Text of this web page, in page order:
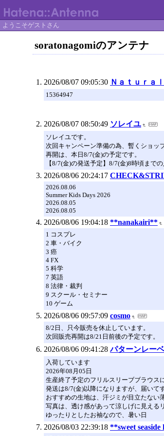
ようこそゲストさん
soratonagomiのアンテナ
2026/08/07 09:05:30 Ｎａｔｕｒａ
15364947
2026/08/07 08:50:49 ソレイユ
ソレイユです。
次回キャンペーン準備の為、暫くショッ
再開は、本日8/7(金)の予定です。
【8/7(金)の発送予定】8/7(金)8時頃まで
2026/08/06 20:24:17
2026.08.06
Summer Kids Days 2026
2026.08.05
2026.08.05
2026/08/06 19:04:18 **nanakairi**
1 コスプレ
2 車・バイク
3 癌
4 FX
5 科学
7 英語
8 法律・裁判
9 スクール・セミナー
10 ゲーム
2026/08/06 09:57:09 cosmo
8/2日、只今販売を休止しています。
次回販売再開は8/21日前後の予定です。
2026/08/06 09:41:28 パターンレー
入荷しています
2026年08月05日
生産終了予定のフリルスリーブブラウス
発送は8/7(金)以降になりますが、届いて
おすすめの生地は、汗ジミが目立たない
写真は、透け感があって涼しげに見える
ゆったりとしたお袖なので、暑い日
2026/08/03 22:39:18 **sweet